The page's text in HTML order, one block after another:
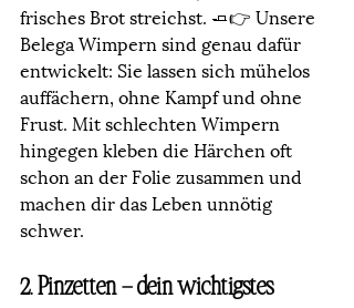
frisches Brot streichst. 🧈👉 Unsere
Belega Wimpern sind genau dafür
entwickelt: Sie lassen sich mühelos
auffächern, ohne Kampf und ohne
Frust. Mit schlechten Wimpern
hingegen kleben die Härchen oft
schon an der Folie zusammen und
machen dir das Leben unnötig
schwer.
2. Pinzetten – dein wichtigstes